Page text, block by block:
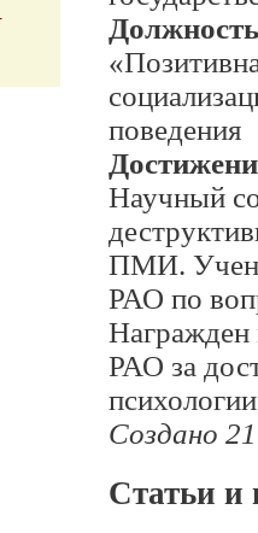
поведения
Научный
ПМИ.
РАО по
РАО за
Создано
Статьи и